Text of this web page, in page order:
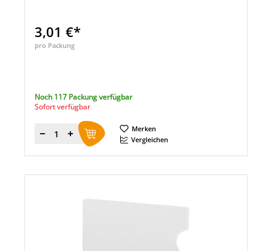
3,01 €*
pro Packung
Noch 117 Packung verfügbar
Sofort verfügbar
Menge
Merken
Vergleichen